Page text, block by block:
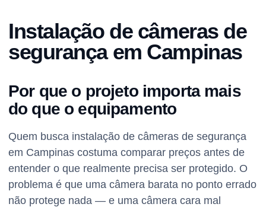
Instalação de câmeras de
segurança em Campinas
Por que o projeto importa mais
do que o equipamento
Quem busca instalação de câmeras de segurança
em Campinas costuma comparar preços antes de
entender o que realmente precisa ser protegido. O
problema é que uma câmera barata no ponto errado
não protege nada — e uma câmera cara mal